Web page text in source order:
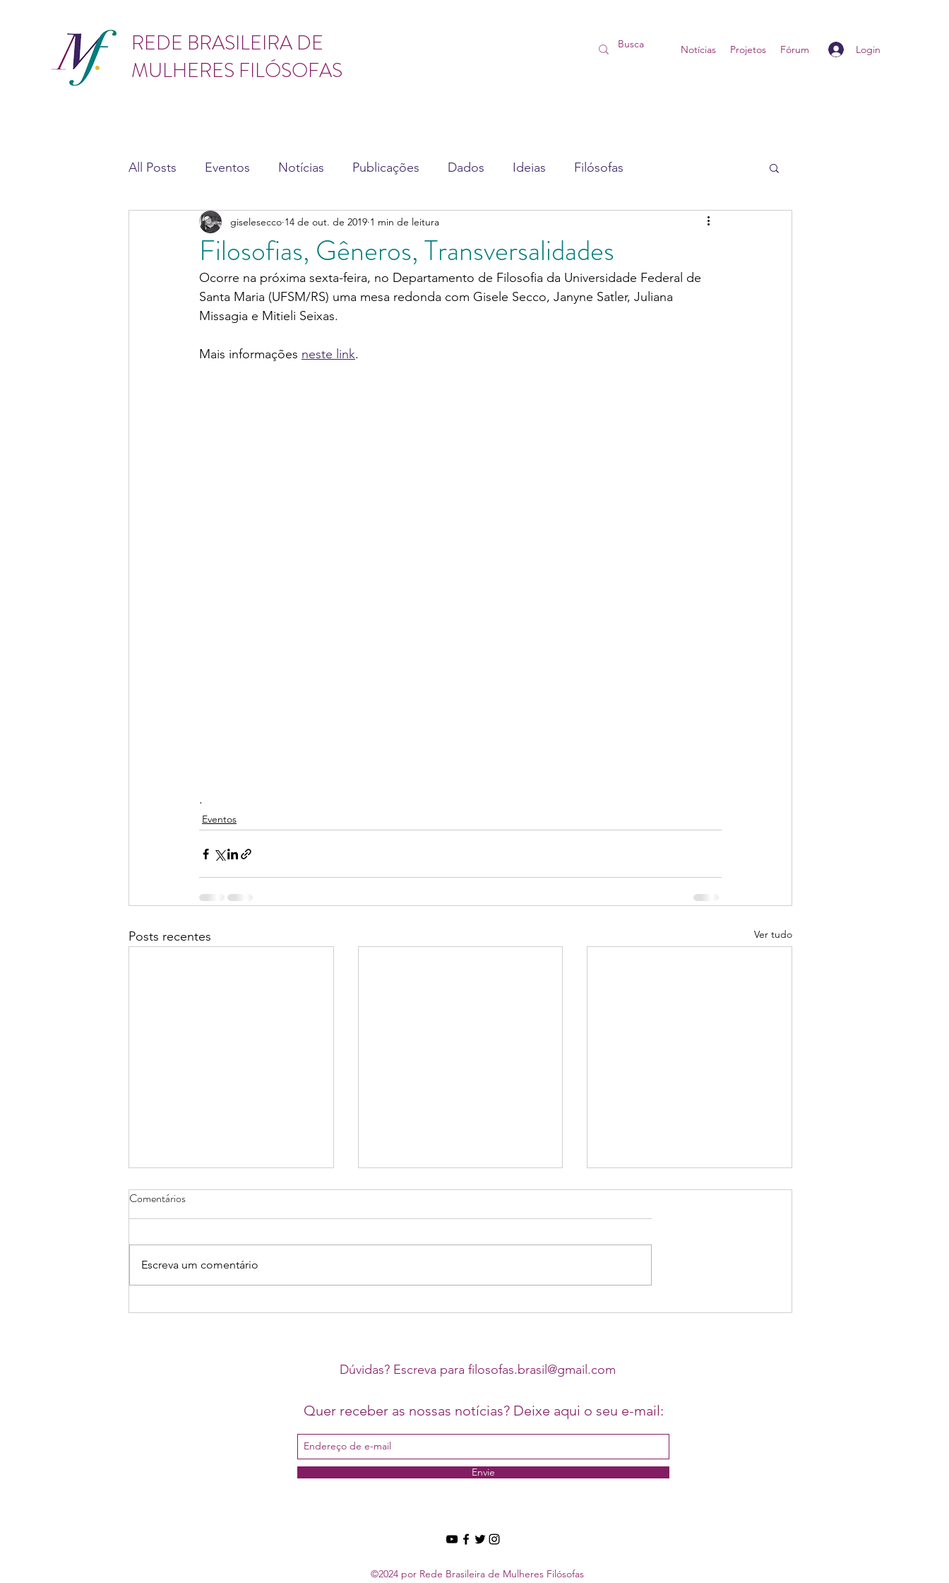
REDE BRASILEIRA DE
MULHERES FILÓSOFAS
Login
Home Notícias Projetos Fórum
All Posts Eventos Notícias Publicações Dados Ideias Filósofas
Teses e dissertações Assédio Vídeos
Filosofias, Gêneros, Transversalidades
giselesecco 14 de out. de 2019 1 min de leitura
Ocorre na próxima sexta-feira, no Departamento de Filosofia da Universidade Federal de
Santa Maria (UFSM/RS) uma mesa redonda com Gisele Secco, Janyne Satler, Juliana
Missagia e Mitieli Seixas.
Mais informações neste link.
.
Eventos
Posts recentes Ver tudo
26 a 28/08: Seminário
13 e 14/08: III Seminário Escrita,
Acompanhe o I Colóquio
Comentários
Escreva um comentário
Dúvidas? Escreva para filosofas.brasil@gmail.com
Quer receber as nossas notícias? Deixe aqui o seu e-mail:
Envie
©2024 por Rede Brasileira de Mulheres Filósofas